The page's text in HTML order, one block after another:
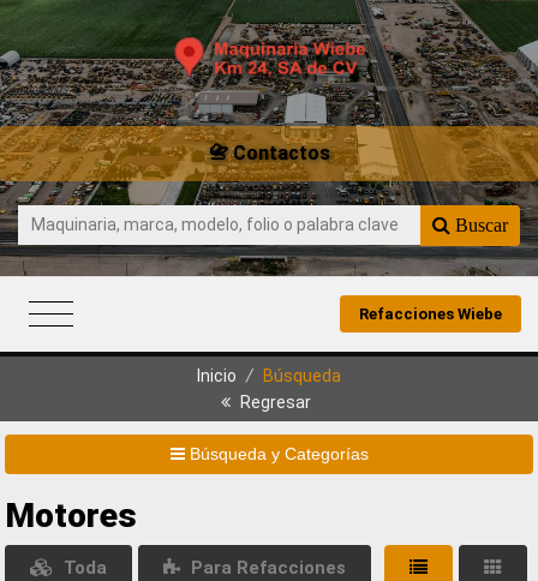
📇 Contactos
Buscar
Refacciones Wiebe
Inicio /
Búsqueda
Regresar
Búsqueda y Categorías
Motores
Toda Para Refacciones